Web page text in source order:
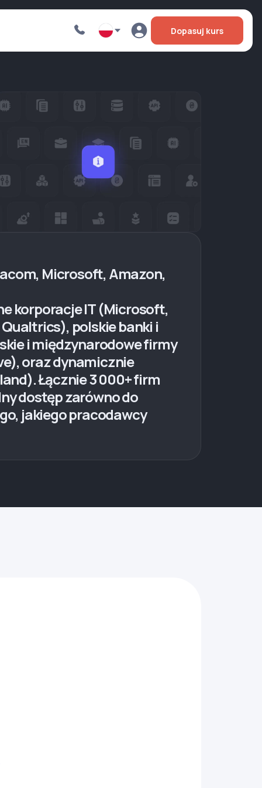
Dopasuj kurs
Microsoft, Amazon,
korporacje IT (Microsoft,
polskie banki i
i międzynarodowe firmy
oraz dynamicznie
Łącznie 3 000+ firm
dostęp zarówno do
jakiego pracodawcy